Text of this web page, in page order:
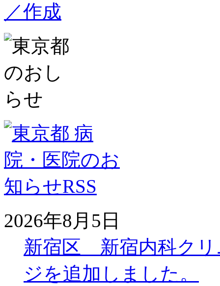
2026年8月5日
新宿区 新宿内科クリ
ジを追加しました。